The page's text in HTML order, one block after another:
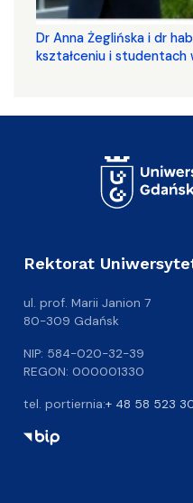
​​​​​​​Dr Anna Żeglińska i dr
kształceniu i studentach
Rektorat
ul. prof. Marii Janion 7
80-309 Gdańsk
NIP: 584-020-32-39
REGON: 000001330
tel. portiernia:+ 48 58 523